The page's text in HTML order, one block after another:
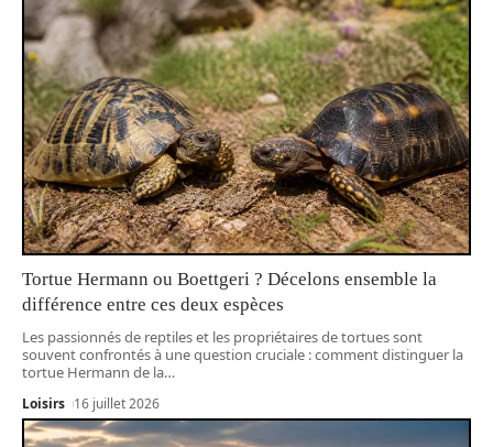
Tortue Hermann ou Boettgeri ? Décelons ensemble la
différence entre ces deux espèces
Les passionnés de reptiles et les propriétaires de tortues sont
souvent confrontés à une question cruciale : comment distinguer la
tortue Hermann de la…
Loisirs 16 juillet 2026